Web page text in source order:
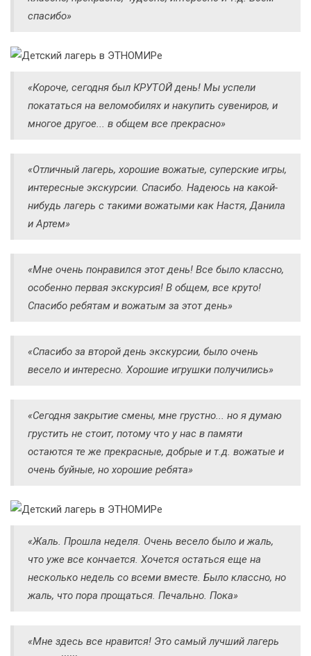
спасибо»
«Короче, сегодня был КРУТОЙ день! Мы успели
покататься на веломобилях и накупить сувениров, и
многое другое... в общем все прекрасно»
«Отличный лагерь, хорошие вожатые, суперские игры,
интересные экскурсии. Спасибо. Надеюсь на какой-
нибудь лагерь с такими вожатыми как Настя, Данила
и Артем»
«Мне очень понравился этот день! Все было классно,
особенно первая экскурсия! В общем, все круто!
Спасибо ребятам и вожатым за этот день»
«Спасибо за второй день экскурсии, было очень
весело и интересно. Хорошие игрушки получились»
«Сегодня закрытие смены, мне грустно... но я думаю
грустить не стоит, потому что у нас в памяти
остаются те же прекрасные, добрые и т.д. вожатые и
очень буйные, но хорошие ребята»
«Жаль. Прошла неделя. Очень весело было и жаль,
что уже все кончается. Хочется остаться еще на
несколько недель со всеми вместе. Было классно, но
жаль, что пора прощаться. Печально. Пока»
«Мне здесь все нравится! Это самый лучший лагерь